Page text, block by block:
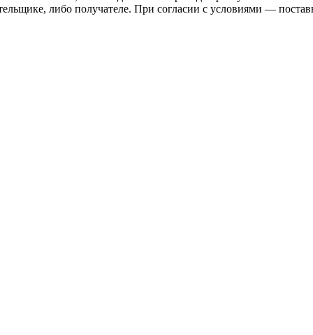
либо получателе. При согласии с условиями —